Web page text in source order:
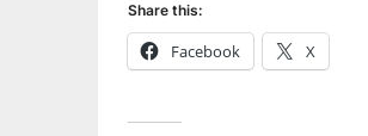
Share this:
Facebook X